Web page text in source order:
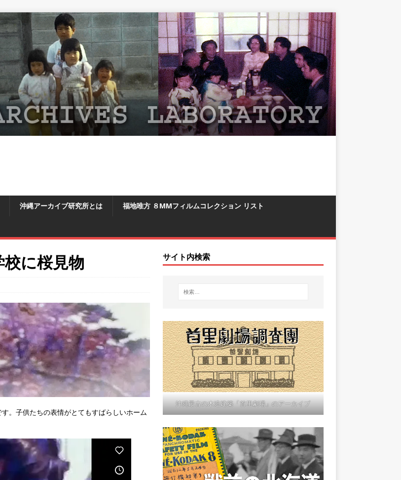
沖縄アーカイブ研究所とは 福地唯方 ８MMフィルムコレクション リスト
校に桜見物
。子供たちの表情がとてもすばらしいホーム
サイト内検索
沖縄最古の木造建築「首里劇場」のアーカイブ